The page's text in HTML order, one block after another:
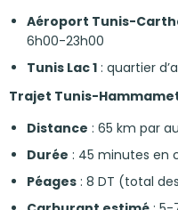
Aéroport Tunis-
6h00-23h00
Tunis Lac 1 : quartier
Trajet Tunis-
Distance : 65 km par
Durée : 45 minutes en
Péages : 8 DT (total